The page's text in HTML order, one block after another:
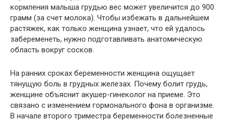
кормления малыша грудью вес может увеличится до 900
грамм (за счет молока). Чтобы избежать в дальнейшем
растяжек, как только женщина узнает, что ей удалось
забеременеть, нужно подготавливать анатомическую
область вокруг сосков.
На ранних сроках беременности женщина ощущает
тянущую боль в грудных железах. Почему болит грудь,
женщине объяснит акушер-гинеколог на приеме. Это
связано с изменением гормонального фона в организме.
В начале второго триместра беременности болезненные